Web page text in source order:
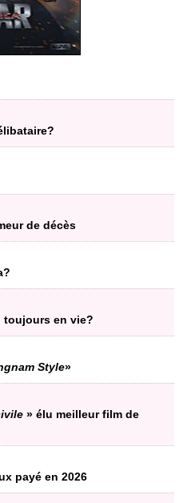
de décès
toujours en vie?
Style»
» élu meilleur film de
payé en 2026